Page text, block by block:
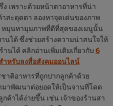
เพราะด้วยหน้าตาอาหารที่น่า
สะดุดตา ลองหาจุดเด่นของภาพ
หมุนหามุมภาพที่ดีที่สุดของเมนูนั้น
ได้ ซึ่งช่วยสร้างความน่าสนใจให้
นได้ คลิกอ่านเพิ่มเติมเกี่ยวกับ 6
ำหรับลงสื่อสังคมออนไลน์
ชาติอาหารที่ถูกปากลูกค้าด้วย
มาพัฒนาต่อยอดให้เป็นจานที่โดด
ค้าได้ง่ายขึ้น เช่น เจ้าของร้านสา
techniques) to improve
site. Cookies enable you to